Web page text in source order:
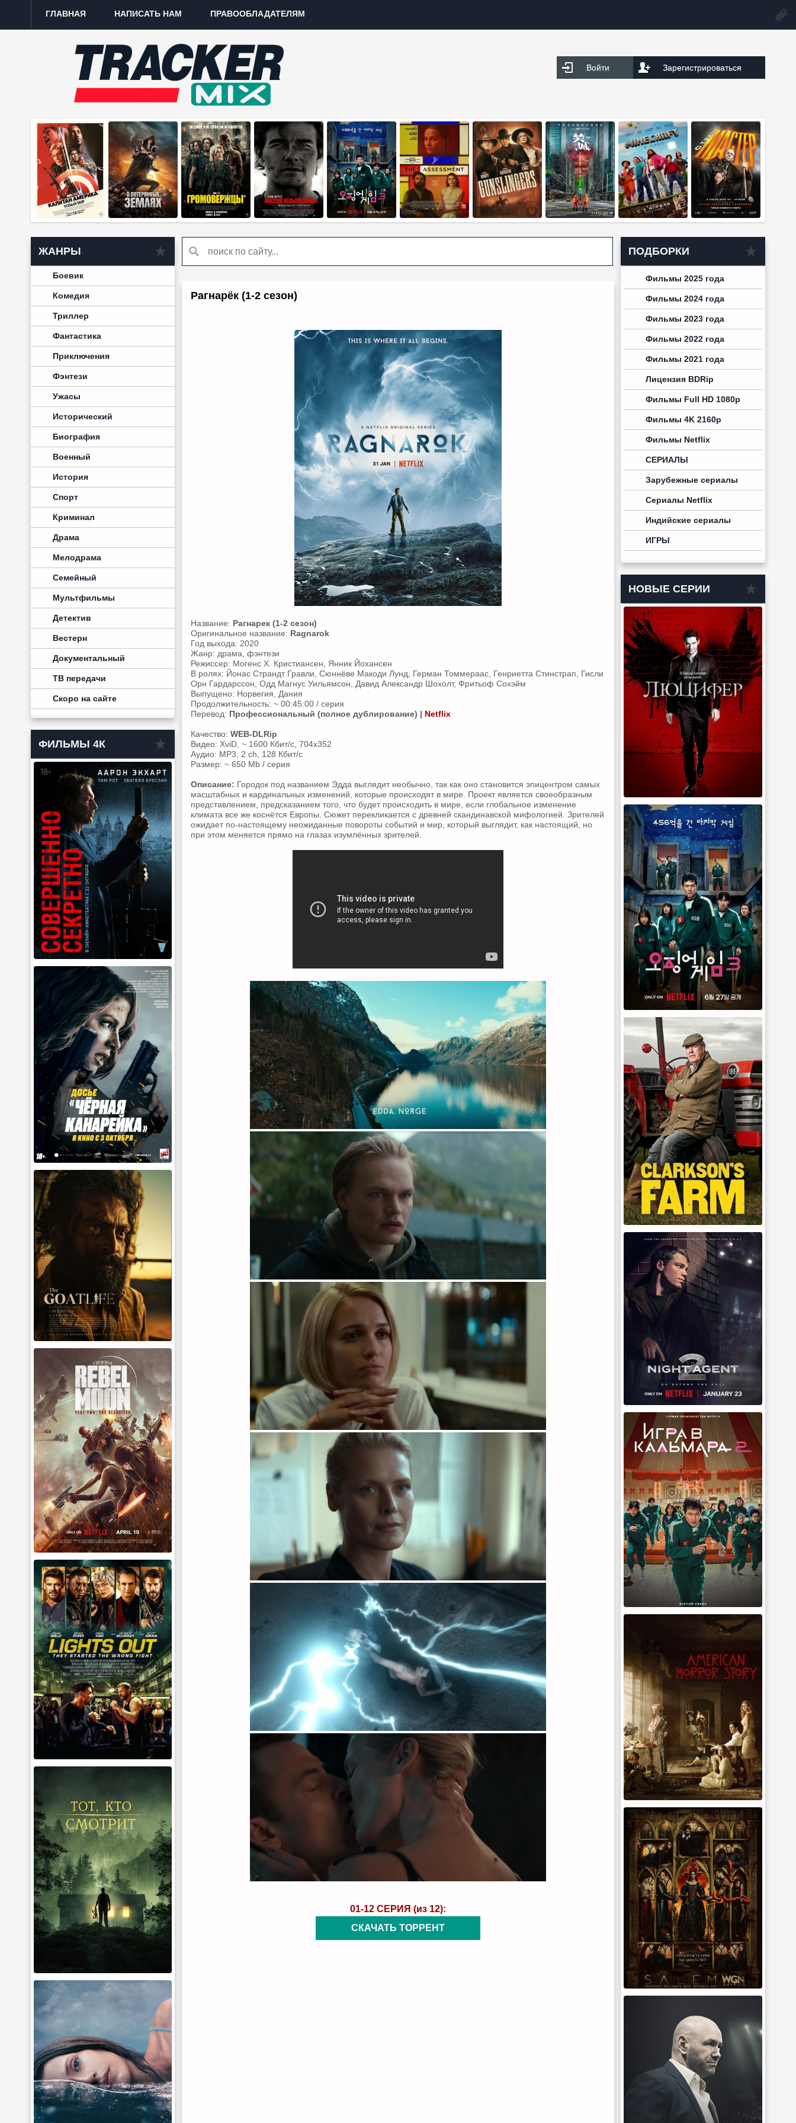
ГЛАВНАЯ НАПИСАТЬ НАМ ПРАВООБЛАДАТЕЛЯМ
Войти Зарегистрироваться
ЖАНРЫ
Боевик
Комедия
Триллер
Фантастика
Приключения
Фэнтези
Ужасы
Исторический
Биография
Военный
История
Спорт
Криминал
Драма
Мелодрама
Семейный
Мультфильмы
Детектив
Вестерн
Документальный
ТВ передачи
Скоро на сайте
ФИЛЬМЫ 4К
Рагнарёк (1-2 сезон)
Название: Рагнарек (1-2 сезон)
Оригинальное название: Ragnarok
Год выхода: 2020
Жанр: драма, фэнтези
Режиссер: Могенс Х. Кристиансен, Янник Йохансен
В ролях: Йонас Страндт Гравли, Сюннёве Макоди Лунд, Герман Томмераас, Генриетта Стинстрап, Гисли
Орн Гардарссон, Одд Магнус Уильямсон, Давид Александр Шохолт, Фритьоф Сохэйм
Выпущено: Норвегия, Дания
Продолжительность: ~ 00:45:00 / серия
Перевод: Профессиональный (полное дублирование) | Netflix
Качество: WEB-DLRip
Видео: XviD, ~ 1600 Кбит/с, 704x352
Аудио: MP3, 2 ch, 128 Кбит/с
Размер: ~ 650 Mb / серия
Описание: Городок под названием Эдда выглядит необычно, так как оно становится эпицентром самых
масштабных и кардинальных изменений, которые происходят в мире. Проект является своеобразным
представлением, предсказанием того, что будет происходить в мире, если глобальное изменение
климата все же коснётся Европы. Сюжет перекликается с древней скандинавской мифологией. Зрителей
ожидает по-настоящему неожиданные повороты событий и мир, который выглядит, как настоящий, но
при этом меняется прямо на глазах изумлённых зрителей.
01-12 СЕРИЯ (из 12):
СКАЧАТЬ ТОРРЕНТ
ПОДБОРКИ
Фильмы 2025 года
Фильмы 2024 года
Фильмы 2023 года
Фильмы 2022 года
Фильмы 2021 года
Лицензия BDRip
Фильмы Full HD 1080p
Фильмы 4K 2160p
Фильмы Netflix
СЕРИАЛЫ
Зарубежные сериалы
Сериалы Netflix
Индийские сериалы
ИГРЫ
НОВЫЕ СЕРИИ